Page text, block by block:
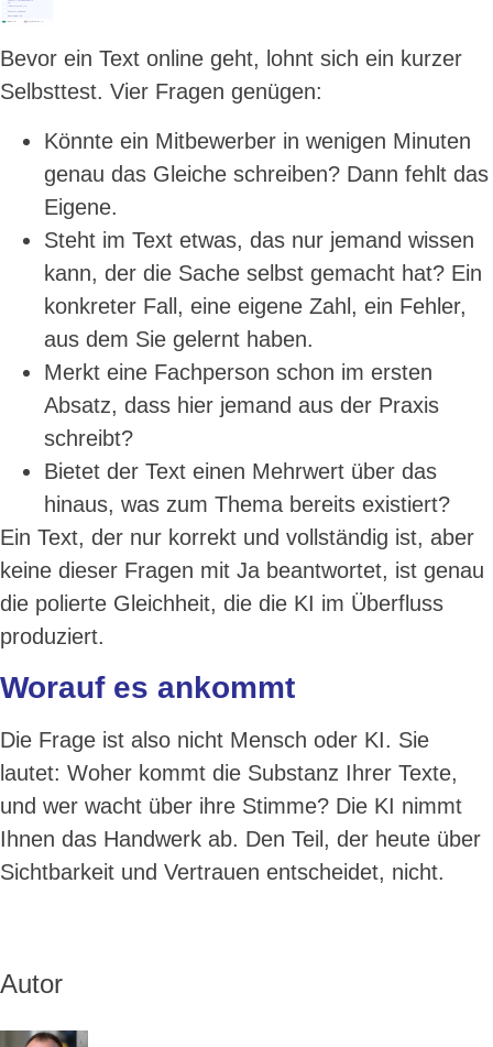
Bevor ein Text online geht, lohnt sich ein kurzer
Selbsttest. Vier Fragen genügen:
Könnte ein Mitbewerber in wenigen Minuten
genau das Gleiche schreiben? Dann fehlt das
Eigene.
Steht im Text etwas, das nur jemand wissen
kann, der die Sache selbst gemacht hat? Ein
konkreter Fall, eine eigene Zahl, ein Fehler,
aus dem Sie gelernt haben.
Merkt eine Fachperson schon im ersten
Absatz, dass hier jemand aus der Praxis
schreibt?
Bietet der Text einen Mehrwert über das
hinaus, was zum Thema bereits existiert?
Ein Text, der nur korrekt und vollständig ist, aber
keine dieser Fragen mit Ja beantwortet, ist genau
die polierte Gleichheit, die die KI im Überfluss
produziert.
Worauf es ankommt
Die Frage ist also nicht Mensch oder KI. Sie
lautet: Woher kommt die Substanz Ihrer Texte,
und wer wacht über ihre Stimme? Die KI nimmt
Ihnen das Handwerk ab. Den Teil, der heute über
Sichtbarkeit und Vertrauen entscheidet, nicht.
Autor